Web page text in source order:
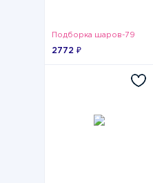
Подборка шаров-79
2772 ₽